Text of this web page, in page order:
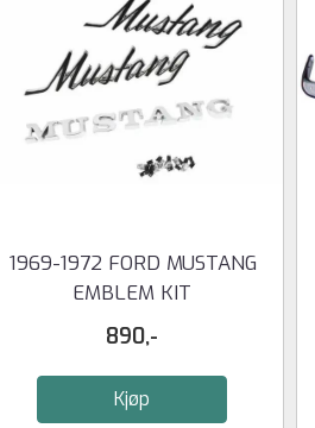
1969-1972 FORD MUSTANG
EMBLEM KIT
890,-
Kjøp